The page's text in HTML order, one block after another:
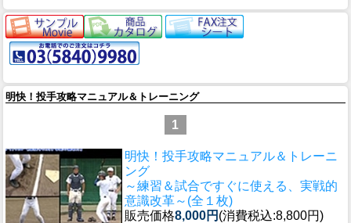
明快！投手攻略マニュアル＆トレーニング
1
明快！投手攻略マニュアル＆トレーニ
ング
～練習＆試合ですぐに使える、実戦的
意識改革～(全１枚)
販売価格8,000円 (消費税込:8,800円)